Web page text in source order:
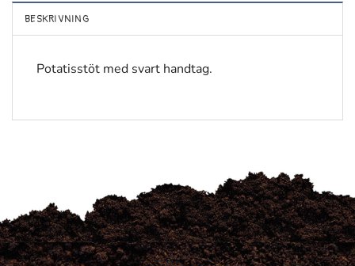
BESKRIVNING
Potatisstöt med svart handtag.